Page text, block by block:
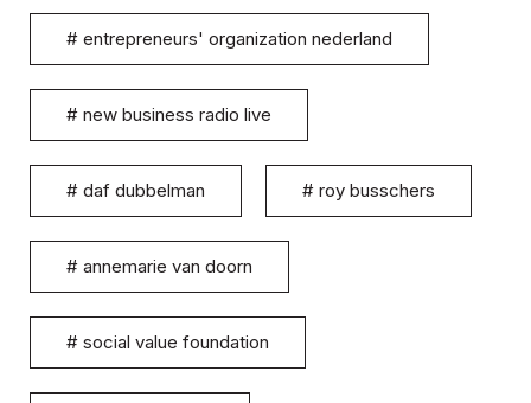
# entrepreneurs' organization nederland
# new business radio live
# daf dubbelman # roy busschers
# annemarie van doorn
# social value foundation